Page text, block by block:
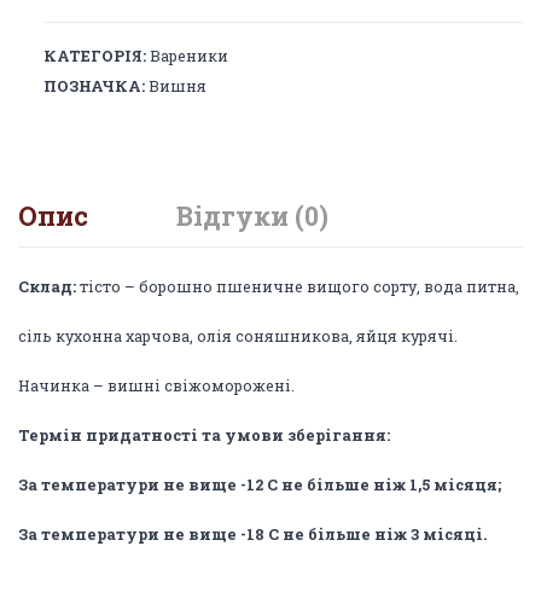
КАТЕГОРІЯ:Вареники
ПОЗНАЧКА:Вишня
Опис Відгуки (0)
Склад:тісто – борошно пшеничне вищого сорту, вода питна,
сіль кухонна харчова, олія соняшникова, яйця курячі.
Начинка – вишні свіжоморожені.
Термін придатності та умови зберігання:
За температури не вище -12 C не більше ніж 1,5 місяця;
За температури не вище -18 C не більше ніж 3 місяці.